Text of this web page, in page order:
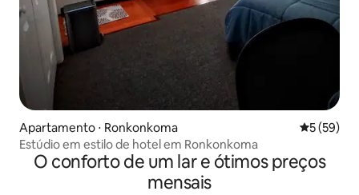
Apartamento ⋅ Ronkonkoma 5 de uma
5 (59)
Estúdio em estilo de hotel em Ronkonkoma
O conforto de um lar e ótimos preços
mensais